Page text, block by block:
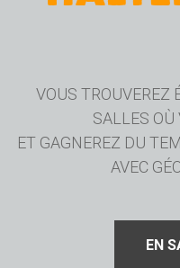
VOUS TROUVEREZ
SALLES OÙ
ET GAGNEREZ DU
AVEC
EN